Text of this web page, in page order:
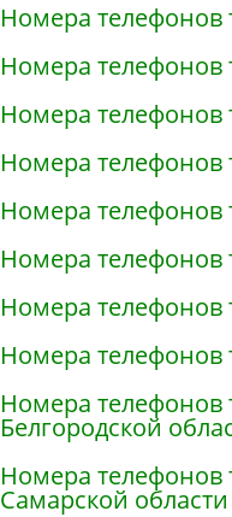
Номера телефонов
Номера телефонов
Номера телефонов
Номера телефонов
Номера телефонов
Номера телефонов
Номера телефонов
Номера телефонов
Номера телефонов
Белгородской
Номера телефонов
Самарской области